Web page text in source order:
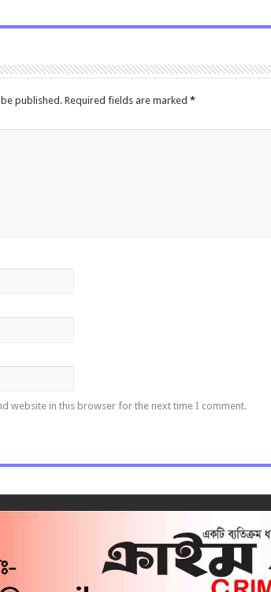
published. Required fields are marked *
website in this browser for the next time I comment.